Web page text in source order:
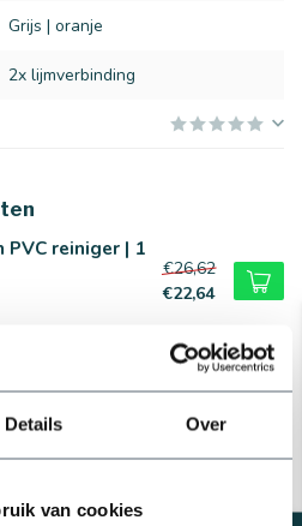
Details Over
van cookies
Grijs | oranje
2x lijmverbinding
reiniger | 1
€26,62
€22,64
lijm | 1
€37,10
€29,87